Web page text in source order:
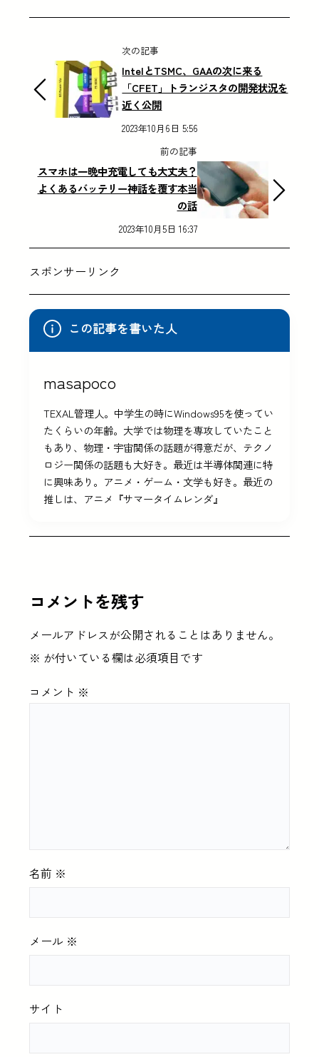
次の記事
IntelとTSMC、GAAの次に来る
「CFET」トランジスタの開発状況を
近く公開
2023年10月6日 5:56
前の記事
スマホは一晩中充電しても大丈夫？
よくあるバッテリー神話を覆す本当
の話
2023年10月5日 16:37
スポンサーリンク
この記事を書いた人
masapoco
TEXAL管理人。中学生の時にWindows95を使ってい
たくらいの年齢。大学では物理を専攻していたこと
もあり、物理・宇宙関係の話題が得意だが、テクノ
ロジー関係の話題も大好き。最近は半導体関連に特
に興味あり。アニメ・ゲーム・文学も好き。最近の
推しは、アニメ『サマータイムレンダ』
コメントを残す
メールアドレスが公開されることはありません。
※ が付いている欄は必須項目です
コメント ※
名前 ※
メール ※
サイト